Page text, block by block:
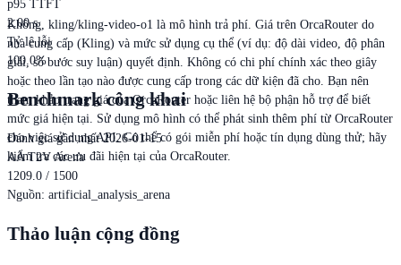
Không, kling/kling-video-o1 là mô hình trả phí. Giá trên OrcaRouter do
nhà cung cấp (Kling) và mức sử dụng cụ thể (ví dụ: độ dài video, độ phân
giải, số bước suy luận) quyết định. Không có chi phí chính xác theo giây
hoặc theo lần tạo nào được cung cấp trong các dữ kiện đã cho. Bạn nên
tham khảo trang giá của OrcaRouter hoặc liên hệ bộ phận hỗ trợ để biết
mức giá hiện tại. Sử dụng mô hình có thể phát sinh thêm phí từ OrcaRouter
cho việc sử dụng API. Có thể có gói miễn phí hoặc tín dụng dùng thử; hãy
kiểm tra các ưu đãi hiện tại của OrcaRouter.
p95 TTFT
2.00 s
Tỷ lệ lỗi
100.0%
Benchmark công khai
Đánh giá gần nhất 2026-01-15
AA T2V Arena
1209.0 / 1500
Nguồn: artificial_analysis_arena
Thảo luận cộng đồng